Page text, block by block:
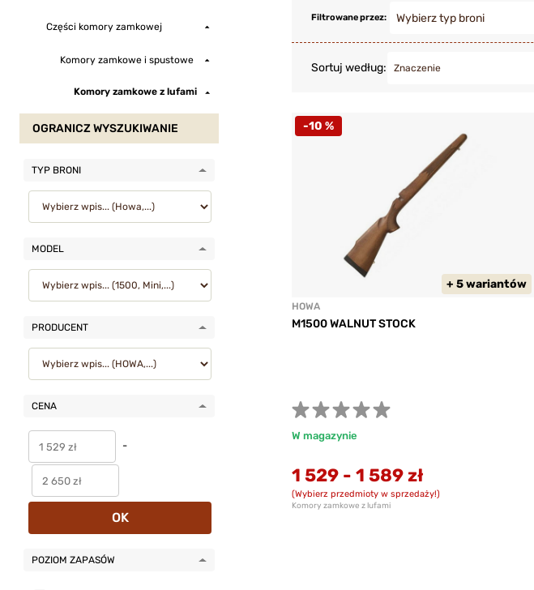
Filtrowane przez:
Sortuj według:
-10 %
+ 5 wariantów
HOWA
M1500 WALNUT STOCK
Komory zamkowe z lufami
W magazynie
1 529 - 1 589 zł
(Wybierz przedmioty w sprzedaży!)
Części komory zamkowej
Komory zamkowe i spustowe
Komory zamkowe z lufami
OGRANICZ WYSZUKIWANIE
TYP BRONI
MODEL
PRODUCENT
CENA
-
OK
POZIOM ZAPASÓW